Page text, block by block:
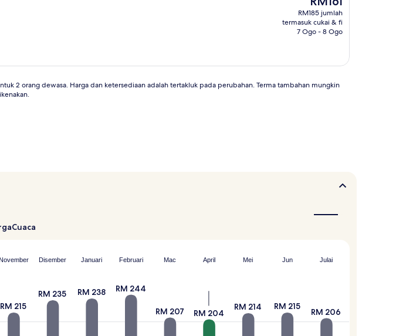
ialah
RM161
RM185 jumlah
termasuk cukai & fi
7 Ogo - 8 Ogo
2 orang dewasa. Harga dan ketersediaan adalah tertakluk pada perubahan. Terma tambahan mungkin
Cuaca
Disember Januari Februari Mac April Mei Jun Julai
RM 215
RM 235 RM 238 RM 244
RM 207 RM 204
RM 214 RM 215
RM 206